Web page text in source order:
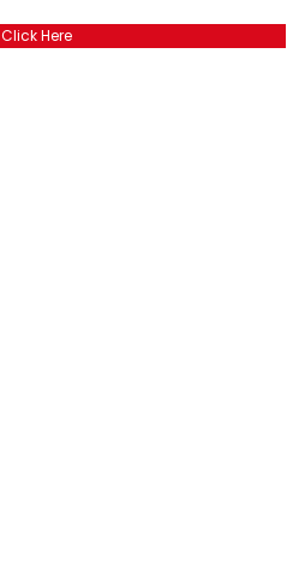
Click Here